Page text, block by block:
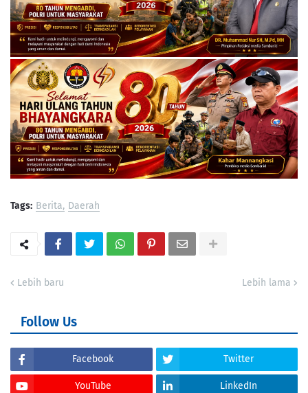
Tags: Berita Daerah
Lebih baru Lebih lama
Follow Us
Facebook Twitter
YouTube LinkedIn